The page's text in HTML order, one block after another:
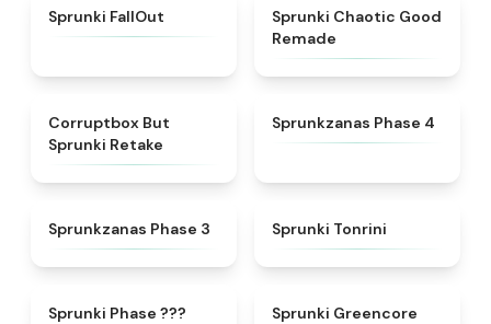
Sprunki FallOut ★ 4.6
Sprunki Chaotic Good
Remade
Corruptbox But
Sprunki Retake
4.5
Sprunkzanas Phase 4
4.4
Sprunkzanas Phase 3 Sprunki Tonrini
★
Sprunki Phase ???
Sprunki Greencore